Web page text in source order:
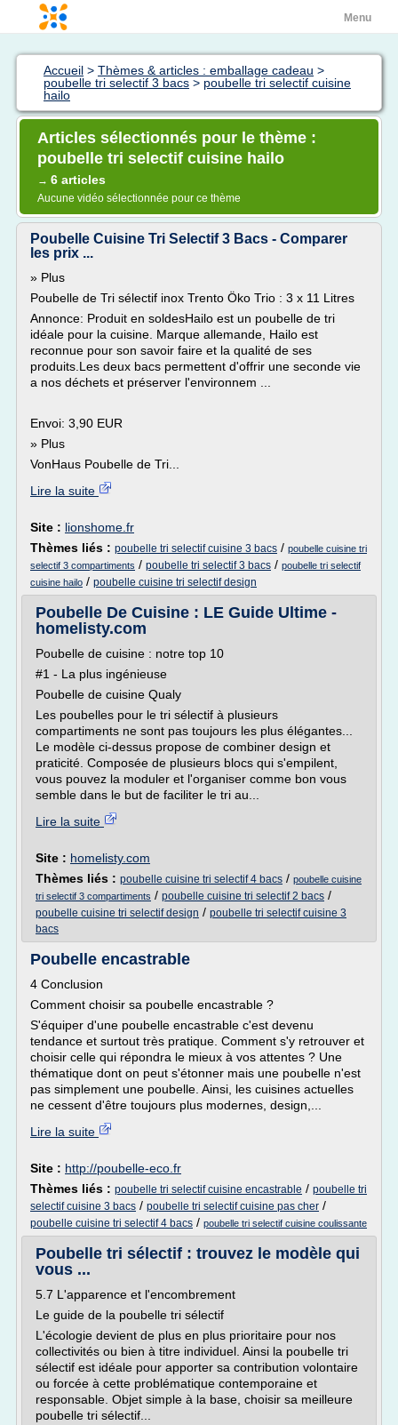
Menu
Accueil > Thèmes & articles : emballage cadeau >
poubelle tri selectif 3 bacs > poubelle tri selectif cuisine
hailo
Articles sélectionnés pour le thème :
poubelle tri selectif cuisine hailo
→ 6 articles
Aucune vidéo sélectionnée pour ce thème
Poubelle Cuisine Tri Selectif 3 Bacs - Comparer
les prix ...
» Plus
Poubelle de Tri sélectif inox Trento Öko Trio : 3 x 11 Litres
Annonce: Produit en soldesHailo est un poubelle de tri
idéale pour la cuisine. Marque allemande, Hailo est
reconnue pour son savoir faire et la qualité de ses
produits.Les deux bacs permettent d'offrir une seconde vie
a nos déchets et préserver l'environnem ...
Envoi: 3,90 EUR
» Plus
VonHaus Poubelle de Tri...
Lire la suite
Site : lionshome.fr
Thèmes liés : poubelle tri selectif cuisine 3 bacs / poubelle cuisine tri
selectif 3 compartiments / poubelle tri selectif 3 bacs / poubelle tri selectif
cuisine hailo / poubelle cuisine tri selectif design
Poubelle De Cuisine : LE Guide Ultime -
homelisty.com
Poubelle de cuisine : notre top 10
#1 - La plus ingénieuse
Poubelle de cuisine Qualy
Les poubelles pour le tri sélectif à plusieurs
compartiments ne sont pas toujours les plus élégantes...
Le modèle ci-dessus propose de combiner design et
praticité. Composée de plusieurs blocs qui s'empilent,
vous pouvez la moduler et l'organiser comme bon vous
semble dans le but de faciliter le tri au...
Lire la suite
Site : homelisty.com
Thèmes liés : poubelle cuisine tri selectif 4 bacs / poubelle cuisine
tri selectif 3 compartiments / poubelle cuisine tri selectif 2 bacs /
poubelle cuisine tri selectif design / poubelle tri selectif cuisine 3
bacs
Poubelle encastrable
4 Conclusion
Comment choisir sa poubelle encastrable ?
S'équiper d'une poubelle encastrable c'est devenu
tendance et surtout très pratique. Comment s'y retrouver et
choisir celle qui répondra le mieux à vos attentes ? Une
thématique dont on peut s'étonner mais une poubelle n'est
pas simplement une poubelle. Ainsi, les cuisines actuelles
ne cessent d'être toujours plus modernes, design,...
Lire la suite
Site : http://poubelle-eco.fr
Thèmes liés : poubelle tri selectif cuisine encastrable / poubelle tri
selectif cuisine 3 bacs / poubelle tri selectif cuisine pas cher /
poubelle cuisine tri selectif 4 bacs / poubelle tri selectif cuisine coulissante
Poubelle tri sélectif : trouvez le modèle qui
vous ...
5.7 L'apparence et l'encombrement
Le guide de la poubelle tri sélectif
L'écologie devient de plus en plus prioritaire pour nos
collectivités ou bien à titre individuel. Ainsi la poubelle tri
sélectif est idéale pour apporter sa contribution volontaire
ou forcée à cette problématique contemporaine et
responsable. Objet simple à la base, choisir sa meilleure
poubelle tri sélectif...